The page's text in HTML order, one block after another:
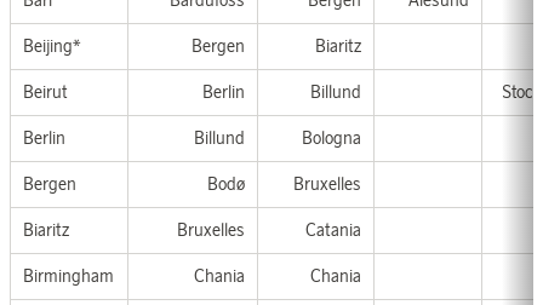
Beijing* Bergen Biaritz
Beirut Berlin Billund
Berlin Billund Bologna
Bergen Bodø Bruxelles
Biaritz Bruxelles Catania
Birmingham Chania Chania